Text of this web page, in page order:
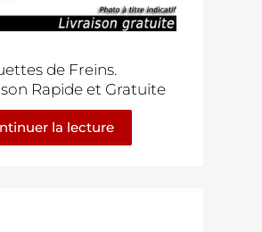
de Freins.
Rapide et Gratuite
la lecture